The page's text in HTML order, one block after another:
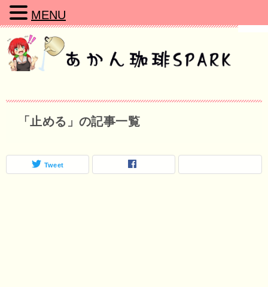
「止める」の記事一覧
Tweet
MENU